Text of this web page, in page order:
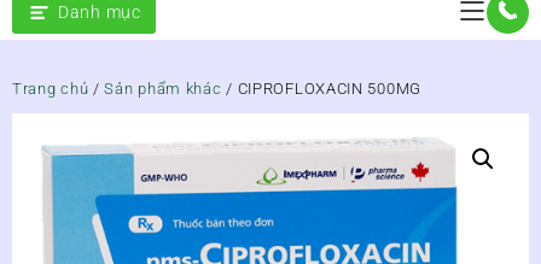
Danh mục
Trang chủ /Sản phẩm khác / CIPROFLOXACIN 500MG